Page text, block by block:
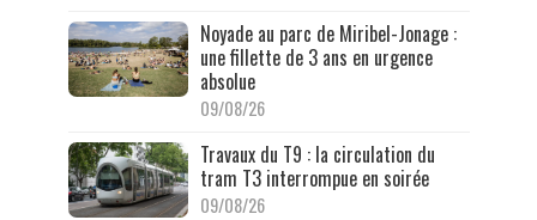
Noyade au parc de Miribel-Jonage :
une fillette de 3 ans en urgence
absolue
09/08/26
Travaux du T9 : la circulation du
tram T3 interrompue en soirée
09/08/26